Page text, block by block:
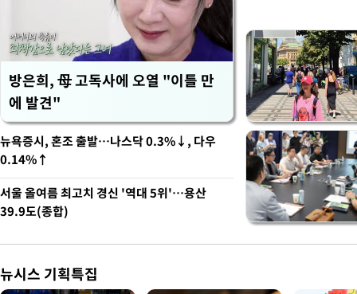
방은희, 母 고독사에 오열 "이틀 만
에 발견"
뉴욕증시, 혼조 출발…나스닥 0.3%↓, 다우
0.14%↑
서울 올여름 최고치 경신 '역대 5위'…용산
39.9도(종합)
뉴시스 기획특집